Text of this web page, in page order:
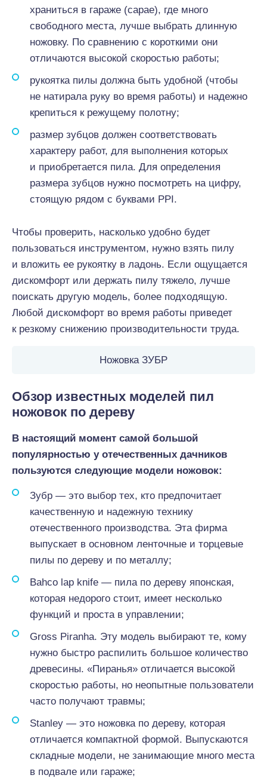
храниться в гараже (сарае), где много
свободного места, лучше выбрать длинную
ножовку. По сравнению с короткими они
отличаются высокой скоростью работы;
рукоятка пилы должна быть удобной (чтобы
не натирала руку во время работы) и надежно
крепиться к режущему полотну;
размер зубцов должен соответствовать
характеру работ, для выполнения которых
и приобретается пила. Для определения
размера зубцов нужно посмотреть на цифру,
стоящую рядом с буквами PPI.
Чтобы проверить, насколько удобно будет
пользоваться инструментом, нужно взять пилу
и вложить ее рукоятку в ладонь. Если ощущается
дискомфорт или держать пилу тяжело, лучше
поискать другую модель, более подходящую.
Любой дискомфорт во время работы приведет
к резкому снижению производительности труда.
Ножовка ЗУБР
Обзор известных моделей пил
ножовок по дереву
В настоящий момент самой большой
популярностью у отечественных дачников
пользуются следующие модели ножовок:
Зубр — это выбор тех, кто предпочитает
качественную и надежную технику
отечественного производства. Эта фирма
выпускает в основном ленточные и торцевые
пилы по дереву и по металлу;
Bahco lap knife — пила по дереву японская,
которая недорого стоит, имеет несколько
функций и проста в управлении;
Gross Piranha. Эту модель выбирают те, кому
нужно быстро распилить большое количество
древесины. «Пиранья» отличается высокой
скоростью работы, но неопытные пользователи
часто получают травмы;
Stanley — это ножовка по дереву, которая
отличается компактной формой. Выпускаются
складные модели, не занимающие много места
в подвале или гараже;